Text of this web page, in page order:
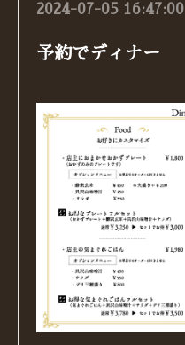
2024-07-05 16:47:00
予約でディナー